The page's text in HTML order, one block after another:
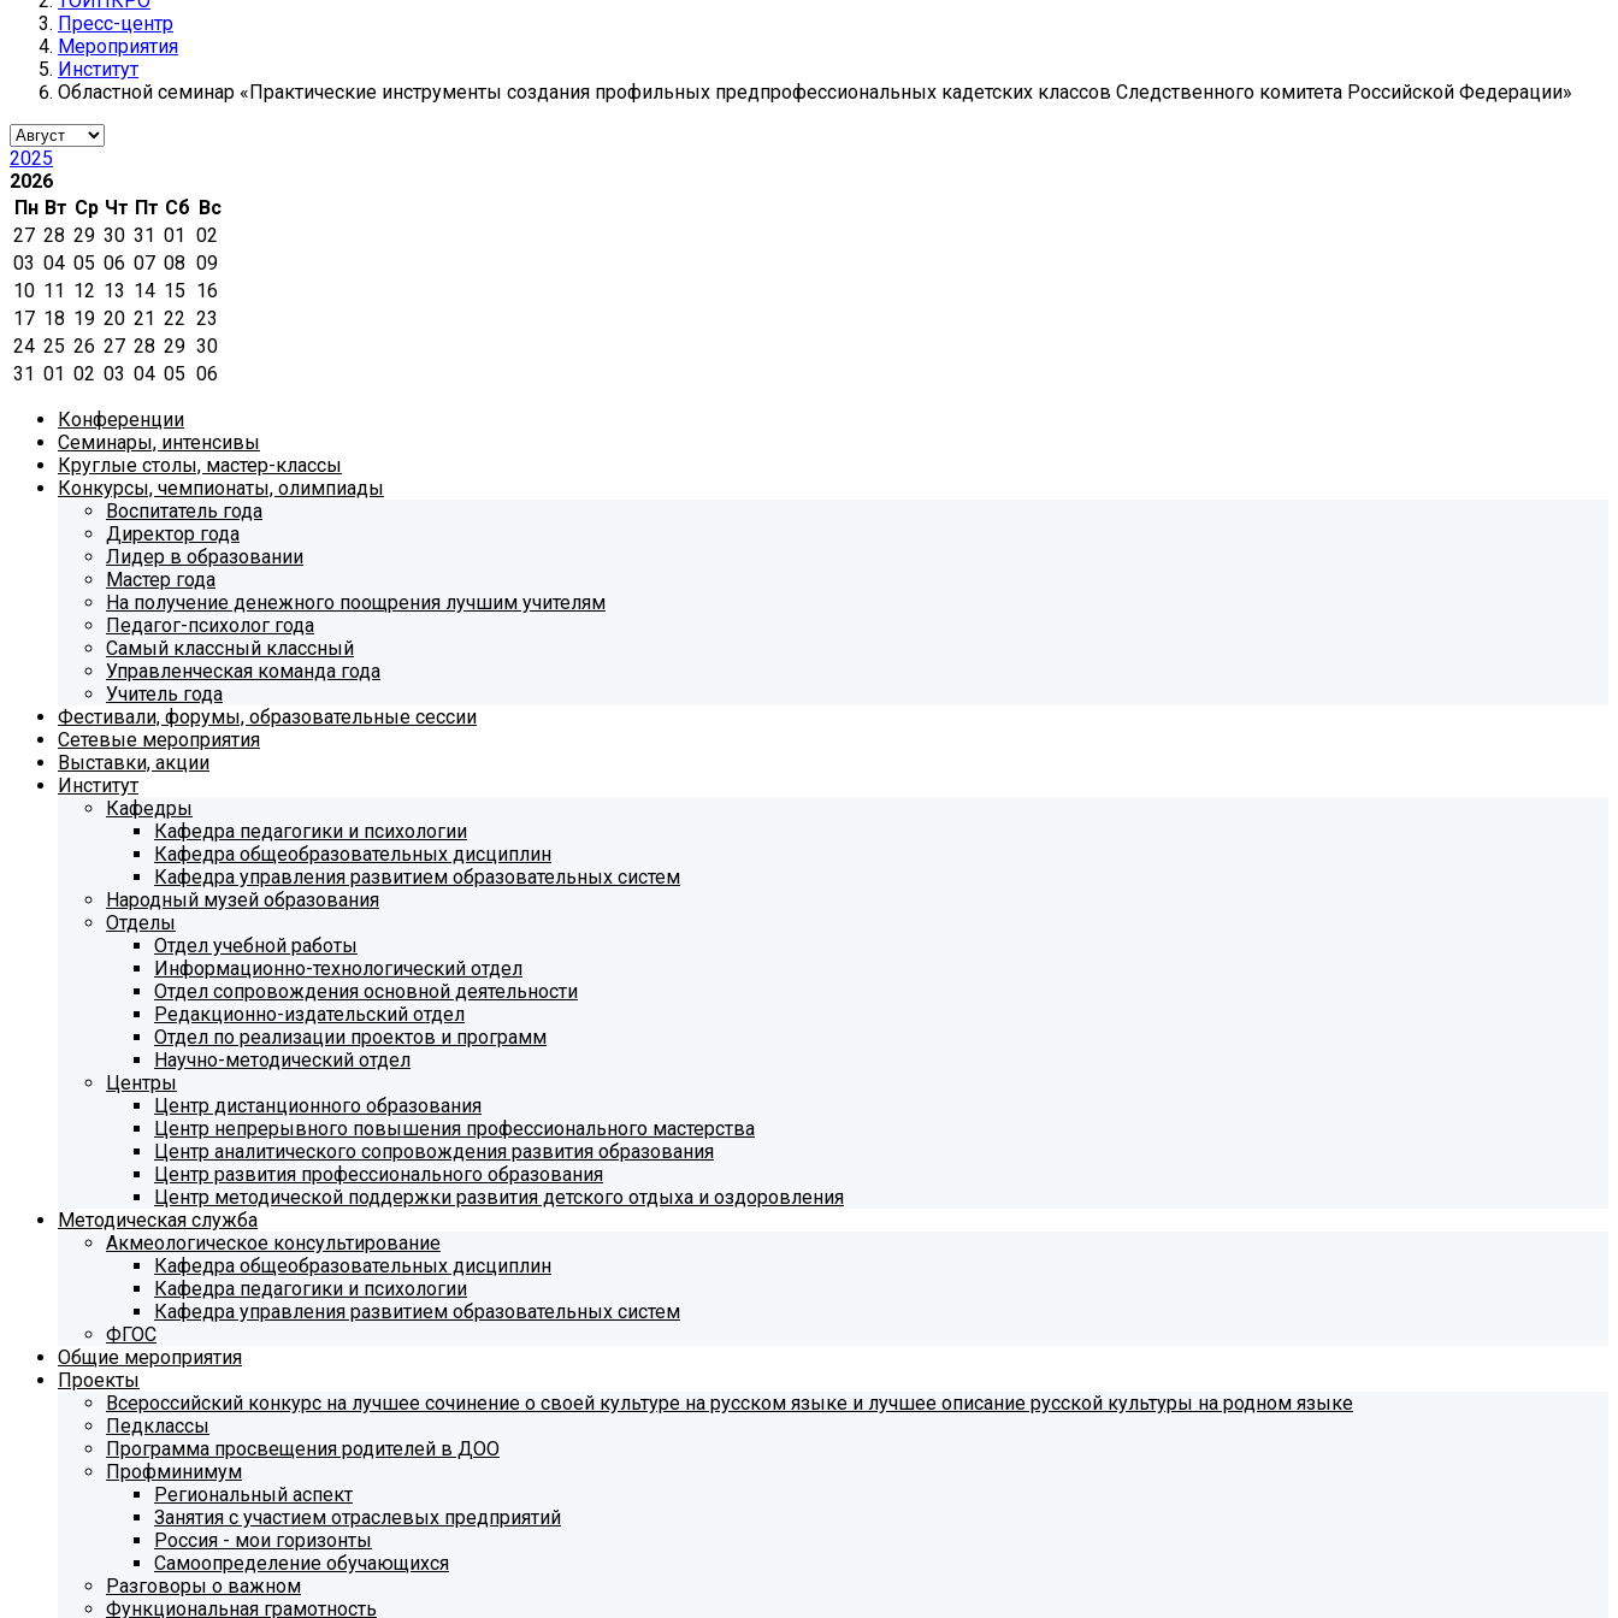
Пресс-центр
Мероприятия
Институт
Областной семинар «Практические инструменты создания профильных предпрофессиональных кадетских классов Следственного комитета Российской Федерации»
2025
2026
Пн Вт Ср Чт Пт Сб Вс
27 28 29 30 31 01 02
03 04 05 06 07 08 09
10 11 12 13 14 15 16
17 18 19 20 21 22 23
24 25 26 27 28 29 30
31 01 02 03 04 05 06
Конференции
Семинары, интенсивы
Круглые столы, мастер-классы
Конкурсы, чемпионаты, олимпиады
Воспитатель года
Директор года
Лидер в образовании
Мастер года
На получение денежного поощрения лучшим учителям
Педагог-психолог года
Самый классный классный
Управленческая команда года
Учитель года
Фестивали, форумы, образовательные сессии
Сетевые мероприятия
Выставки, акции
Институт
Кафедры
Кафедра педагогики и психологии
Кафедра общеобразовательных дисциплин
Кафедра управления развитием образовательных систем
Народный музей образования
Отделы
Отдел учебной работы
Информационно-технологический отдел
Отдел сопровождения основной деятельности
Редакционно-издательский отдел
Отдел по реализации проектов и программ
Научно-методический отдел
Центры
Центр дистанционного образования
Центр непрерывного повышения профессионального мастерства
Центр аналитического сопровождения развития образования
Центр развития профессионального образования
Центр методической поддержки развития детского отдыха и оздоровления
Методическая служба
Акмеологическое консультирование
Кафедра общеобразовательных дисциплин
Кафедра педагогики и психологии
Кафедра управления развитием образовательных систем
ФГОС
Общие мероприятия
Проекты
Всероссийский конкурс на лучшее сочинение о своей культуре на русском языке и лучшее описание русской культуры на родном языке
Педклассы
Программа просвещения родителей в ДОО
Профминимум
Региональный аспект
Занятия с участием отраслевых предприятий
Россия - мои горизонты
Самоопределение обучающихся
Разговоры о важном
Функциональная грамотность